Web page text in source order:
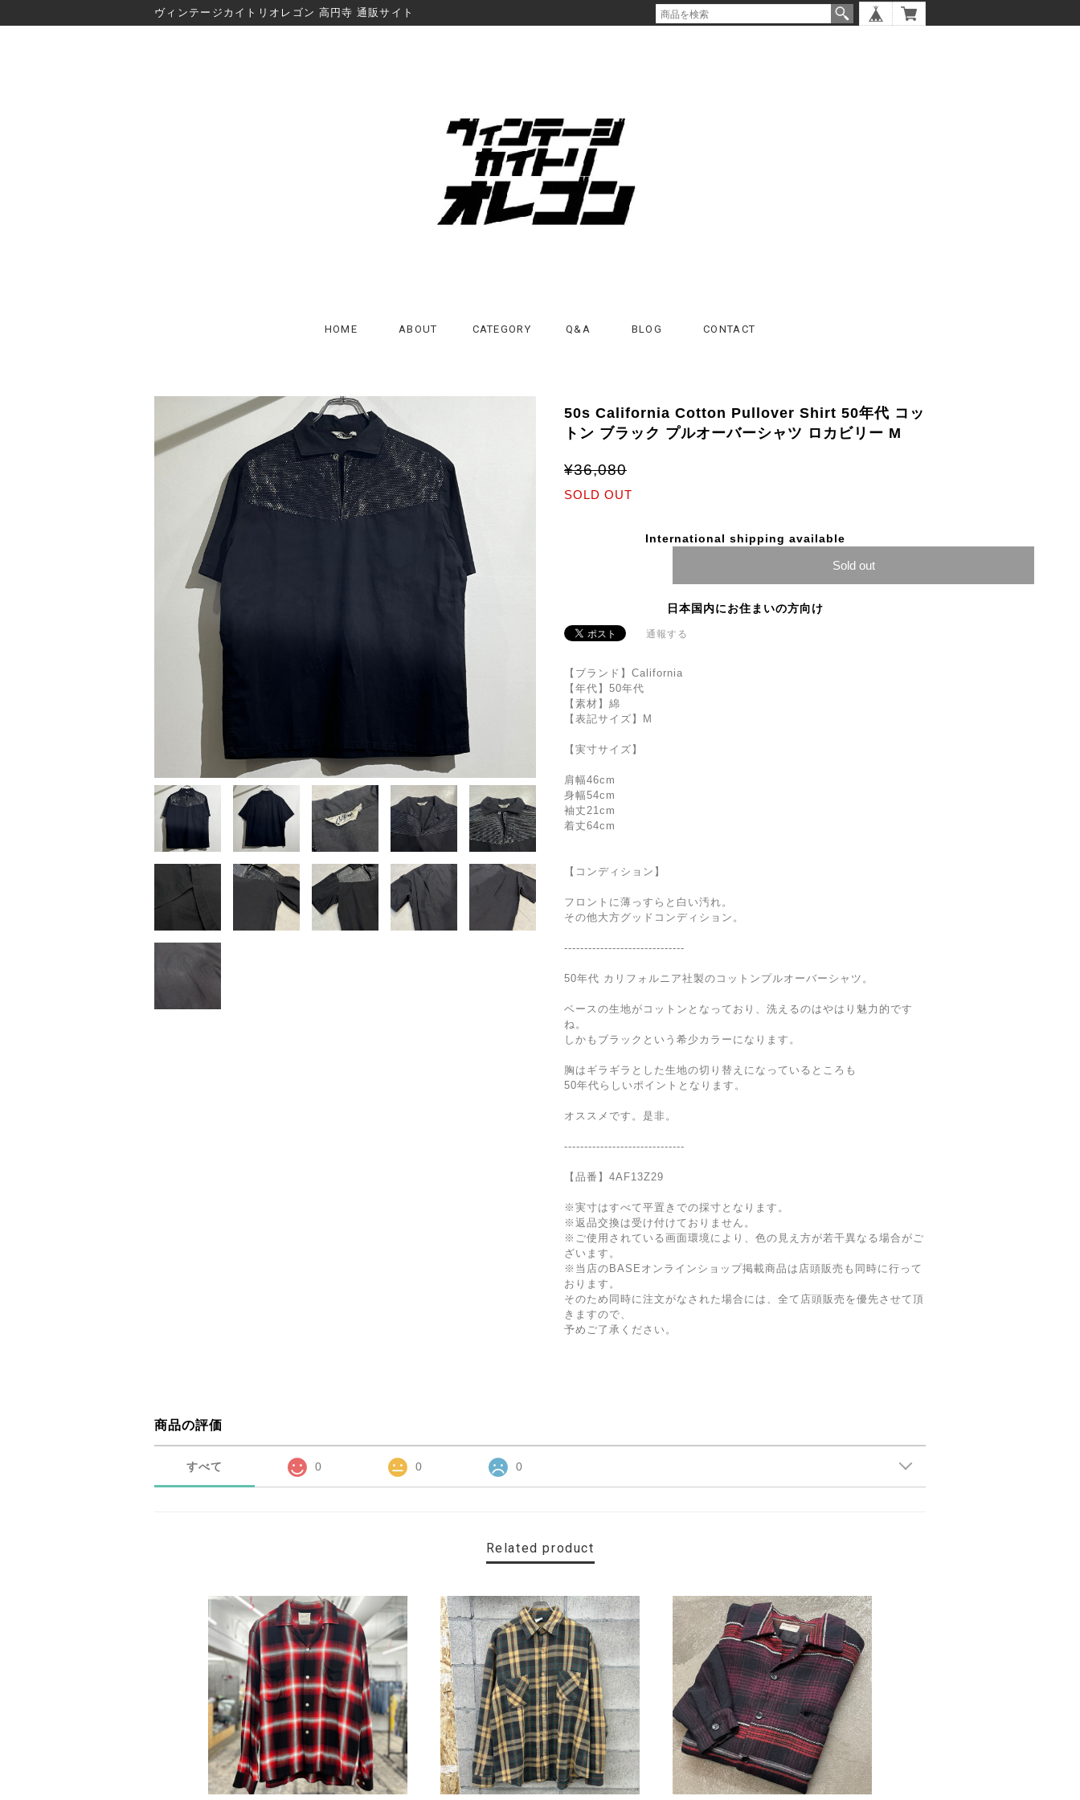
ヴィンテージカイトリオレゴン 高円寺 通販サイト
HOME ABOUT CATEGORY Q&A BLOG CONTACT
50s California Cotton Pullover Shirt 50年代 コッ
トン ブラック プルオーバーシャツ ロカビリー M
¥36,080
SOLD OUT
International shipping available
Sold out
日本国内にお住まいの方向け
通報する
【ブランド】California
【年代】50年代
【素材】綿
【表記サイズ】M
【実寸サイズ】
肩幅46cm
身幅54cm
袖丈21cm
着丈64cm
【コンディション】
フロントに薄っすらと白い汚れ。
その他大方グッドコンディション。
------------------------------
50年代 カリフォルニア社製のコットンプルオーバーシャツ。
ベースの生地がコットンとなっており、洗えるのはやはり魅力的です
ね。
しかもブラックという希少カラーになります。
胸はギラギラとした生地の切り替えになっているところも
50年代らしいポイントとなります。
オススメです。是非。
------------------------------
【品番】4AF13Z29
※実寸はすべて平置きでの採寸となります。
※返品交換は受け付けておりません。
※ご使用されている画面環境により、色の見え方が若干異なる場合がご
ざいます。
※当店のBASEオンラインショップ掲載商品は店頭販売も同時に行って
おります。
そのため同時に注文がなされた場合には、全て店頭販売を優先させて頂
きますので、
予めご了承ください。
商品の評価
すべて 0 0 0
Related product